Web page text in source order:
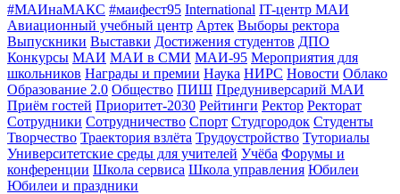
#МАИнаМАКС #маифест95 International IT-центр МАИ
Авиационный учебный центр Артек Выборы ректора
Выпускники Выставки Достижения студентов ДПО
Конкурсы МАИ МАИ в СМИ МАИ-95 Мероприятия для
школьников Награды и премии Наука НИРС Новости Облако
Образование 2.0 Общество ПИШ Предуниверсарий МАИ
Приём гостей Приоритет-2030 Рейтинги Ректор Ректорат
Сотрудники Сотрудничество Спорт Студгородок Студенты
Творчество Траектория взлёта Трудоустройство Туториалы
Университетские среды для учителей Учёба Форумы и
конференции Школа сервиса Школа управления Юбилеи
Юбилеи и праздники